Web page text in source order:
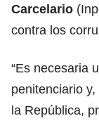
Carcelario
contra los
“Es necesaria
penitenciario
la República,